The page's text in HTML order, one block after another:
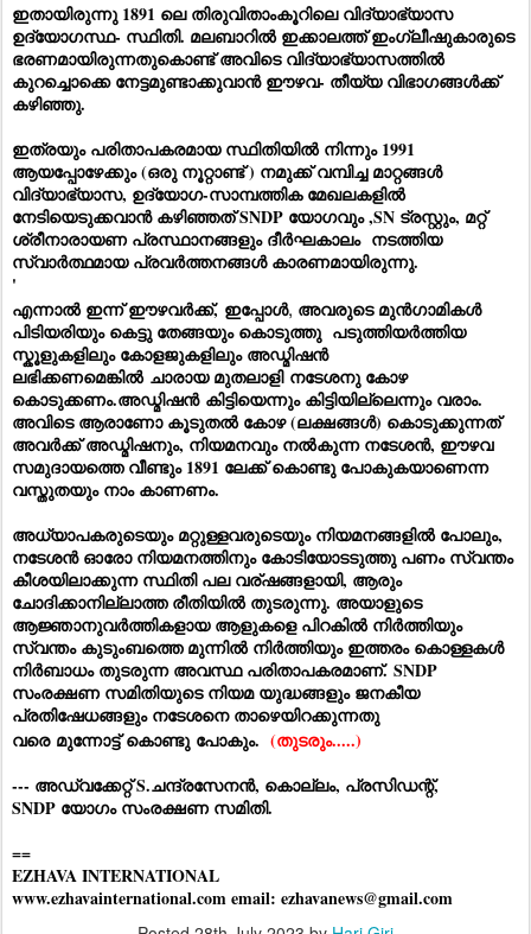
ഇതായിരുന്നു 1891 ലെ തിരുവിതാംകൂറിലെ വിദ്യാഭ്യാസ
ഉദ്യോഗസ്ഥ- സ്ഥിതി. മലബാറിൽ ഇക്കാലത്ത് ഇംഗ്ലീഷുകാരുടെ
ഭരണമായിരുന്നതുകൊണ്ട് അവിടെ വിദ്യാഭ്യാസത്തിൽ
കുറച്ചൊക്കെ നേട്ടമുണ്ടാക്കുവാൻ ഈഴവ- തീയ്യ വിഭാഗങ്ങൾക്ക്
കഴിഞ്ഞു.
ഇത്രയും പരിതാപകരമായ സ്ഥിതിയിൽ നിന്നും 1991
ആയപ്പോഴേക്കും (ഒരു നൂറ്റാണ്ട് ) നമുക്ക് വമ്പിച്ച മാറ്റങ്ങൾ
വിദ്യാഭ്യാസ, ഉദ്യോഗ-സാമ്പത്തിക മേഖലകളിൽ
നേടിയെടുക്കവാൻ കഴിഞ്ഞത് SNDP യോഗവും ,SN ട്രസ്റ്റും, മറ്റ്
ശ്രീനാരായണ പ്രസ്ഥാനങ്ങളും ദീർഘകാലം നടത്തിയ
സ്വാർത്ഥമായ പ്രവർത്തനങ്ങൾ കാരണമായിരുന്നു.
'
എന്നാൽ ഇന്ന് ഈഴവർക്ക്, ഇപ്പോൾ, അവരുടെ മുൻഗാമികൾ
പിടിയരിയും കെട്ടു തേങ്ങയും കൊടുത്തു പടുത്തിയർത്തിയ
സ്കൂളുകളിലും കോളജുകളിലും അഡ്മിഷൻ
ലഭിക്കണമെങ്കിൽ ചാരായ മുതലാളിനടേശനു കോഴ
കൊടുക്കണം.അഡ്മിഷൻകിട്ടിയെന്നും കിട്ടിയില്ലെന്നും വരാം.
അവിടെ ആരാണോ കൂടുതൽ കോഴ (ലക്ഷങ്ങൾ) കൊടുക്കുന്നത്
അവർക്ക് അഡ്മിഷനും, നിയമനവും നൽകുന്ന നടേശൻ, ഈഴവ
സമുദായത്തെ വീണ്ടും 1891 ലേക്ക് കൊണ്ടു പോകുകയാണെന്ന
വസ്തുതയും നാം കാണണം.
അധ്യാപകരുടെയും മറ്റുള്ളവരുടെയും നിയമനങ്ങളിൽ പോലും,
നടേശൻ ഓരോ നിയമനത്തിനും കോടിയോടടുത്തു പണം സ്വന്തം
കീശയിലാക്കുന്ന സ്ഥിതി പല വര്ഷങ്ങളായി, ആരും
ചോദിക്കാനില്ലാത്ത രീതിയിൽ തുടരുന്നു. അയാളുടെ
ആജ്ഞാനുവർത്തികളായ ആളുകളെ പിറകിൽ നിർത്തിയും
സ്വന്തം കുടുംബത്തെ മുന്നിൽ നിർത്തിയും ഇത്തരം കൊള്ളകൾ
നിർബാധം തുടരുന്ന അവസ്ഥ പരിതാപകരമാണ്. SNDP
സംരക്ഷണ സമിതിയുടെ നിയമ യുദ്ധങ്ങളും ജനകീയ
പ്രതിഷേധങ്ങളും നടേശനെ താഴെയിറക്കുന്നതു
വരെ മുന്നോട്ട്കൊണ്ടുപോകും. (തുടരും.....)
--- അഡ്വക്കേറ്റ് S.ചന്ദ്രസേനൻ, കൊല്ലം, പ്രസിഡന്റ്,
SNDP യോഗം സംരക്ഷണ സമിതി.
==
EZHAVA INTERNATIONAL
www.ezhavainternational.com email: ezhavanews@gmail.com